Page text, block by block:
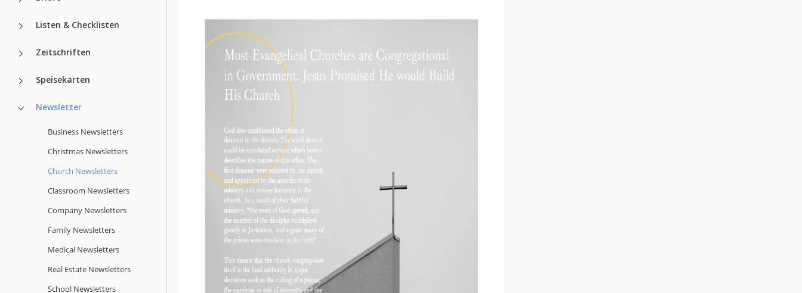
Listen & Checklisten
Zeitschriften
Speisekarten
Newsletter
Business Newsletters
Christmas Newsletters
Church Newsletters
Classroom Newsletters
Company Newsletters
Family Newsletters
Medical Newsletters
Real Estate Newsletters
School Newsletters